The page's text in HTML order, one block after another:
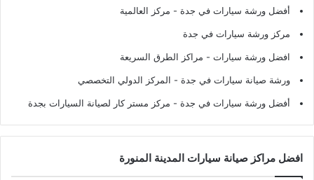
أفضل ورشة سيارات في جدة - مركز العالمية
مركز ورشة سيارات في جدة
افضل ورشة سيارات - مراكز الطرق السريعة
ورشة صيانة سيارات في جدة - المركز الدولي التخصصي
أفضل ورشة سيارات في جدة - مركز مستر كار لصيانة السيارات بجدة
افضل مراكز صيانة سيارات المدينة المنورة